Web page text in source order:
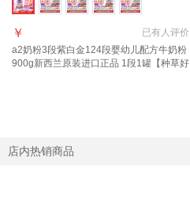
已有人评价
￥
a2奶粉3段紫白金124段婴幼儿配方牛奶粉
900g新西兰原装进口正品 1段1罐【种草好
店内热销商品